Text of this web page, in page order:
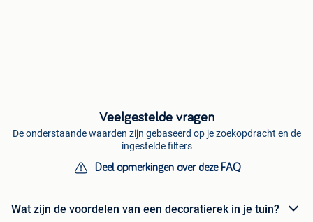
Veelgestelde vragen
De onderstaande waarden zijn gebaseerd op je zoekopdracht en de
ingestelde filters
Deel opmerkingen over deze FAQ
Wat zijn de voordelen van een decoratierek in je tuin?